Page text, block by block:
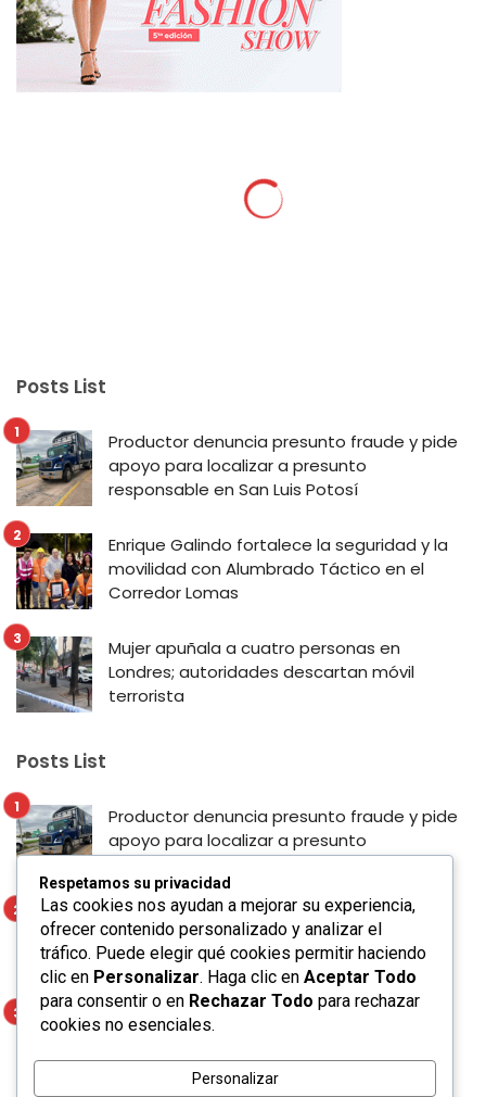
Posts List
Productor denuncia presunto fraude y pide
apoyo para localizar a presunto
responsable en San Luis Potosí
Enrique Galindo fortalece la seguridad y la
movilidad con Alumbrado Táctico en el
Corredor Lomas
Mujer apuñala a cuatro personas en
Londres; autoridades descartan móvil
terrorista
Posts List
Productor denuncia presunto fraude y pide
apoyo para localizar a presunto
Enrique Galindo fortalece la seguridad y la
movilidad con Alumbrado Táctico en el
Corredor Lomas
Mujer apuñala a cuatro personas en
Respetamos su privacidad
Las cookies nos ayudan a mejorar su experiencia,
ofrecer contenido personalizado y analizar el
tráfico. Puede elegir qué cookies permitir haciendo
clic en Personalizar. Haga clic en Aceptar Todo
para consentir o en Rechazar Todo para rechazar
cookies no esenciales.
Personalizar